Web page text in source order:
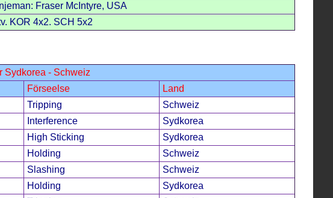
Fraser McIntyre, USA
KOR 4x2. SCH 5x2
Sydkorea - Schweiz
Förseelse
Land
Tripping
Schweiz
Interference
Sydkorea
High Sticking
Sydkorea
Holding
Schweiz
Slashing
Schweiz
Holding
Sydkorea